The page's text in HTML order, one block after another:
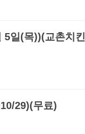
5일(목))(교촌치킨
29)(무료)